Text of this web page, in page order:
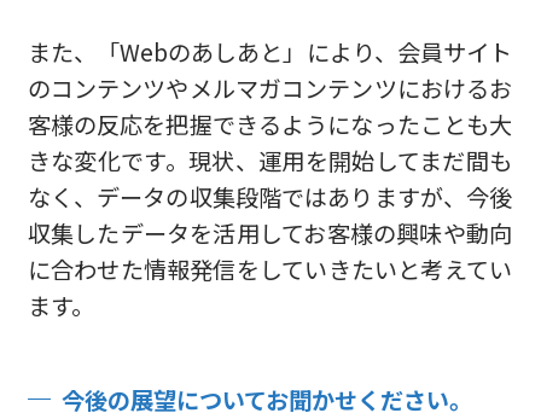
また、「Webのあしあと」により、会員サイト
のコンテンツやメルマガコンテンツにおけるお
客様の反応を把握できるようになったことも大
きな変化です。現状、運用を開始してまだ間も
なく、データの収集段階ではありますが、今後
収集したデータを活用してお客様の興味や動向
に合わせた情報発信をしていきたいと考えてい
ます。
今後の展望についてお聞かせください。